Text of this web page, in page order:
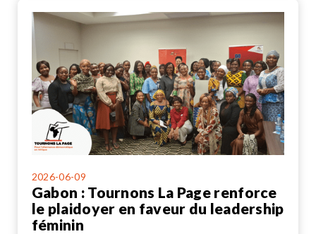
2026-06-09
Gabon : Tournons La Page renforce
le plaidoyer en faveur du leadership
féminin